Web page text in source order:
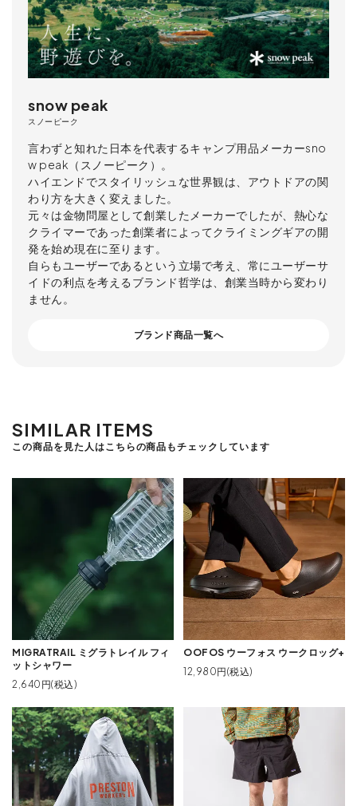
snow peak
スノーピーク
言わずと知れた日本を代表するキャンプ用品メーカーsno
w peak（スノーピーク）。
ハイエンドでスタイリッシュな世界観は、アウトドアの関
わり方を大きく変えました。
元々は金物問屋として創業したメーカーでしたが、熱心な
クライマーであった創業者によってクライミングギアの開
発を始め現在に至ります。
自らもユーザーであるという立場で考え、常にユーザーサ
イドの利点を考えるブランド哲学は、創業当時から変わり
ません。
ブランド商品一覧へ
SIMILAR ITEMS
この商品を見た人はこちらの商品もチェックしています
MIGRATRAIL ミグラトレイル フィ
ットシャワー
2,640円(税込)
OOFOS ウーフォス ウークロッグ+
12,980円(税込)